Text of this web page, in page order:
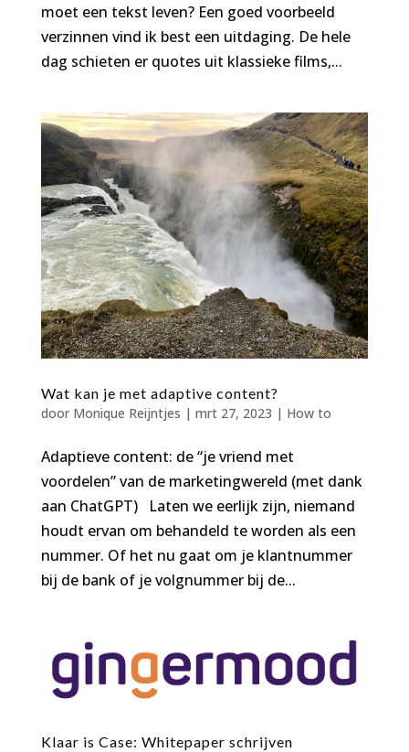
moet een tekst leven? Een goed voorbeeld
verzinnen vind ik best een uitdaging. De hele
dag schieten er quotes uit klassieke films,...
Wat kan je met adaptive content?
door Monique Reijntjes | mrt 27, 2023 | How to
Adaptieve content: de “je vriend met
voordelen” van de marketingwereld (met dank
aan ChatGPT) Laten we eerlijk zijn, niemand
houdt ervan om behandeld te worden als een
nummer. Of het nu gaat om je klantnummer
bij de bank of je volgnummer bij de...
Klaar is Case: Whitepaper schrijven